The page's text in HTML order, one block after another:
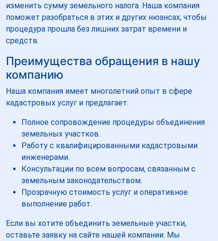
изменить сумму земельного налога. Наша компания
поможет разобраться в этих и других нюансах, чтобы
процедура прошла без лишних затрат времени и
средств.
Преимущества обращения в нашу
компанию
Наша компания имеет многолетний опыт в сфере
кадастровых услуг и предлагает:
Полное сопровождение процедуры объединения
земельных участков.
Работу с квалифицированными кадастровыми
инженерами.
Консультации по всем вопросам, связанным с
земельным законодательством.
Прозрачную стоимость услуг и оперативное
выполнение работ.
Если вы хотите объединить земельные участки,
оставьте заявку на сайте нашей компании. Мы